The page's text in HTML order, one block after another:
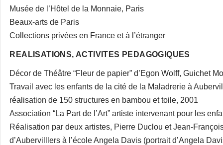
Musée de l’Hôtel de la Monnaie, Paris
Beaux-arts de Paris
Collections privées en France et à l’étranger
REALISATIONS, ACTIVITES PEDAGOGIQUES
Décor de Théâtre “Fleur de papier” d’Egon Wolff, Guichet
Travail avec les enfants de la cité de la Maladrerie à
réalisation de 150 structures en bambou et toile, 2001
Association “La Part de l’Art” artiste intervenant pour les
Réalisation par deux artistes, Pierre Duclou et Jean-
d’Aubervilllers à l’école Angela Davis (portrait d’Angela